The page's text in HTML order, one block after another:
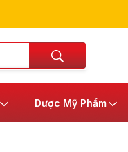
Dược Mỹ Phẩm